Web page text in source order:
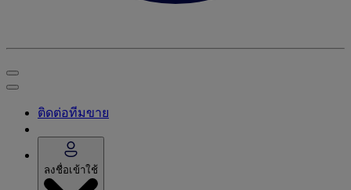
ติดต่อทีมขาย
ลงชื่อเข้าใช้